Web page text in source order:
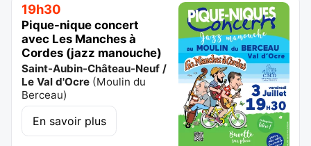
19h30
Pique-nique concert
avec Les Manches à
Cordes (jazz manouche)
Saint-Aubin-Château-Neuf /
Le Val d'Ocre (Moulin du
Berceau)
En savoir plus